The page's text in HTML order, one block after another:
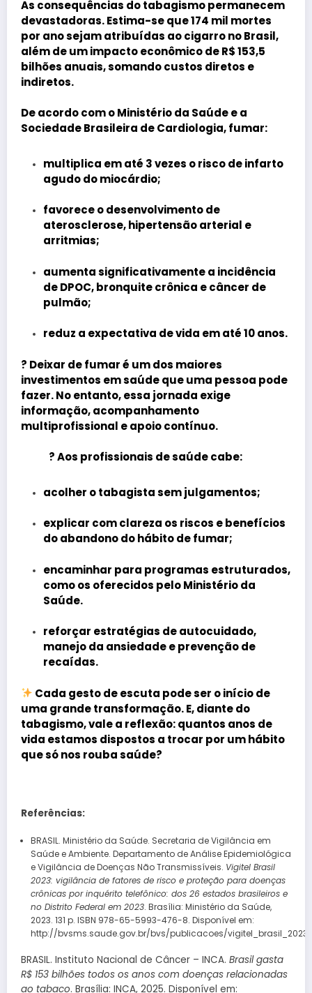
As consequências do tabagismo permanecem
devastadoras. Estima-se que 174 mil mortes
por ano sejam atribuídas ao cigarro no Brasil,
além de um impacto econômico de R$ 153,5
bilhões anuais, somando custos diretos e
indiretos.
De acordo com o Ministério da Saúde e a
Sociedade Brasileira de Cardiologia, fumar:
multiplica em até 3 vezes o risco de infarto
agudo do miocárdio;
favorece o desenvolvimento de
aterosclerose, hipertensão arterial e
arritmias;
aumenta significativamente a incidência
de DPOC, bronquite crônica e câncer de
pulmão;
reduz a expectativa de vida em até 10 anos.
? Deixar de fumar é um dos maiores
investimentos em saúde que uma pessoa pode
fazer.No entanto, essa jornada exige
informação, acompanhamento
multiprofissional e apoio contínuo.
? Aos profissionais de saúde cabe:
acolher o tabagista sem julgamentos;
explicar com clareza os riscos e benefícios
do abandono do hábito de fumar;
encaminhar para programas estruturados,
como os oferecidos pelo Ministério da
Saúde.
reforçar estratégias de autocuidado,
manejo da ansiedade e prevenção de
recaídas.
Cada gesto de escuta pode ser o início de
uma grande transformação. E, diante do
tabagismo, vale a reflexão:quantos anos de
vida estamos dispostos a trocar por um hábito
que só nos rouba saúde?
Referências:
BRASIL. Ministério da Saúde. Secretaria de Vigilância em
Saúde e Ambiente. Departamento de Análise Epidemiológica
e Vigilância de Doenças Não Transmissíveis. Vigitel Brasil
2023: vigilância de fatores de risco e proteção para doenças
crônicas por inquérito telefônico: dos 26 estados brasileiros e
no Distrito Federal em 2023. Brasília: Ministério da Saúde,
2023. 131 p. ISBN 978-65-5993-476-8. Disponível em:
http://bvsms.saude.gov.br/bvs/publicacoes/
BRASIL. Instituto Nacional de Câncer – INCA. Brasil gasta
R$ 153 bilhões todos os anos com doenças relacionadas
ao tabaco. Brasília: INCA, 2025. Disponível em: